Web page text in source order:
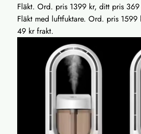
Fläkt. Ord. pris 1399 kr, ditt pris
Fläkt med luftfuktare. Ord. pris
49 kr frakt.